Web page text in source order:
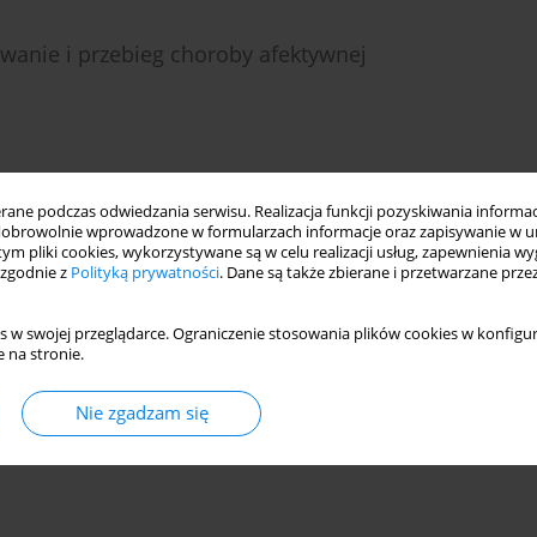
podczas odwiedzania serwisu. Realizacja funkcji pozyskiwania
wprowadzone w formularzach informacje oraz zapisywanie w
pliki cookies, wykorzystywane są w celu realizacji usług, zapewnienia
z Polityką prywatności. Dane są także zbierane i przetwarzane
w swojej przeglądarce. Ograniczenie stosowania plików cookies w
na stronie.
Nie zgadzam się
i przebieg choroby afektywnej
Statystyki